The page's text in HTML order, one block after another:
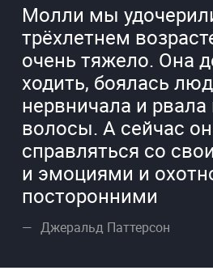
Молли мы
трёхлетнем
очень тяжело. Она
ходить, боялась
нервничала и рвала
волосы. А сейчас
справляться со
и эмоциями и
посторонними
Джеральд Паттерсон